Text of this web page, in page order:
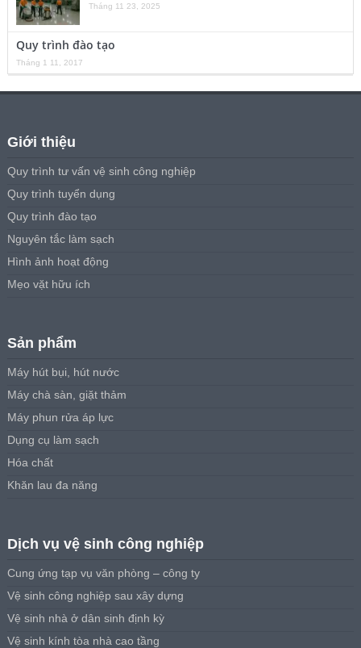
Tháng 11 23, 2025
Quy trình đào tạo
Tháng 1 11, 2017
Giới thiệu
Quy trình tư vấn vệ sinh công nghiệp
Quy trình tuyển dụng
Quy trình đào tạo
Nguyên tắc làm sạch
Hình ảnh hoạt động
Mẹo vặt hữu ích
Sản phẩm
Máy hút bụi, hút nước
Máy chà sàn, giặt thảm
Máy phun rửa áp lực
Dụng cụ làm sạch
Hóa chất
Khăn lau đa năng
Dịch vụ vệ sinh công nghiệp
Cung ứng tạp vụ văn phòng – công ty
Vệ sinh công nghiệp sau xây dựng
Vệ sinh nhà ở dân sinh định kỳ
Vệ sinh kính tòa nhà cao tầng